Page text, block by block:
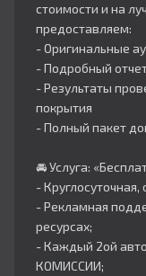
стоимости и на
предоставляем:
- Оригинальные
- Подробный
- Результаты
покрытия
- Полный пакет
🚘 Услуга:
-
- Рекламная
ресурсах;
- Каждый 2ой
КОМИССИИ;